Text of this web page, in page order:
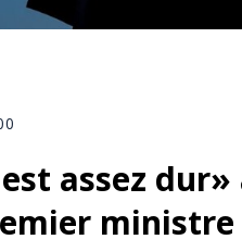
assez
ministre